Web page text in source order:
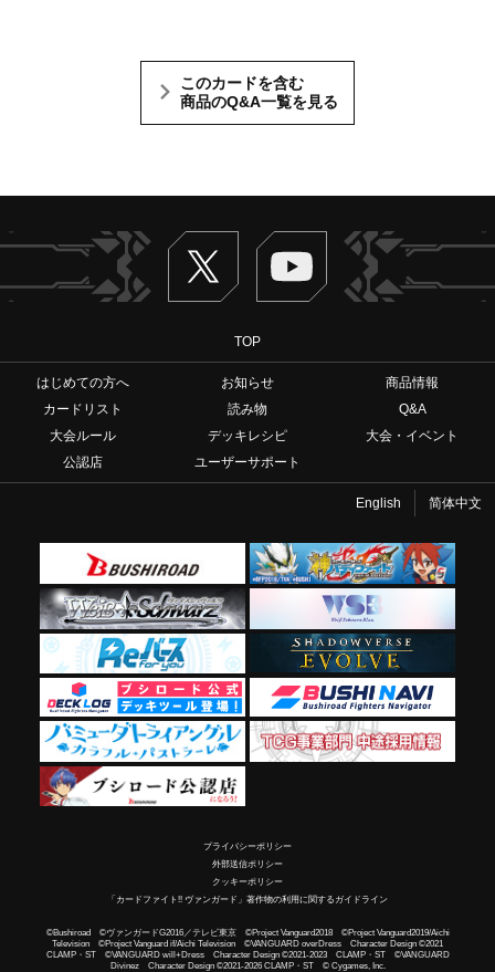
このカードを含む
商品のQ&A一覧を見る
Twitter ヴァンガードch
TOP
はじめての方へ お知らせ
商品情報
カードリスト
読み物
Q&A
大会ルール
デッキレシピ
大会・イベント
公認店
ユーザーサポート
English 简体中文
プライバシーポリシー
外部送信ポリシー
クッキーポリシー
「カードファイト!! ヴァンガード」著作物の利用に関するガイドライン
©Bushiroad ©ヴァンガードG2016／テレビ東京 ©Project Vanguard2018 ©Project Vanguard2019/Aichi
Television ©Project Vanguard if/Aichi Television ©VANGUARD overDress Character Design ©2021
CLAMP・ST ©VANGUARD will+Dress Character Design ©2021-2023 CLAMP・ST ©VANGUARD
Divinez Character Design ©2021-2026 CLAMP・ST © Cygames, Inc.